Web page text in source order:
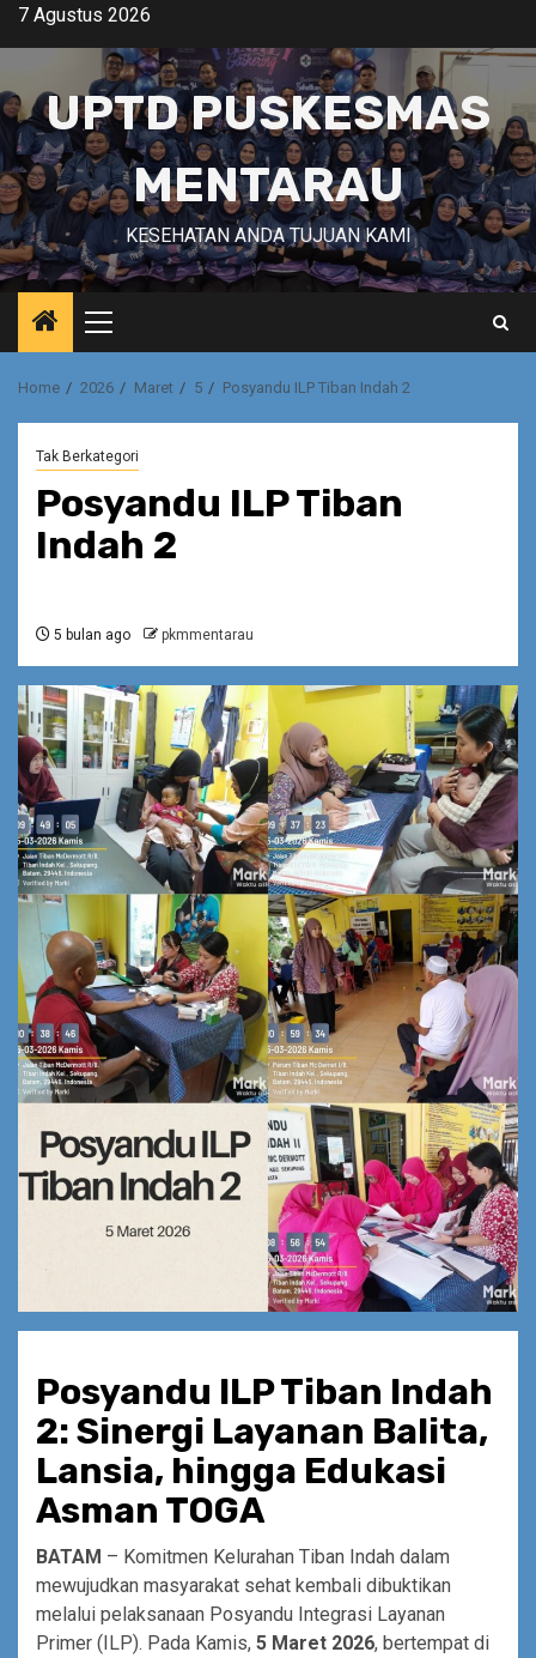
Skip7 Agustus 2026
UPTD PUSKESMAS
MENTARAU
KESEHATAN ANDA TUJUAN KAMI
Primary
Menu
Home 2026 Maret 5 Posyandu ILP Tiban Indah 2
Tak Berkategori
Posyandu ILP Tiban
Indah 2
5 bulan ago pkmmentarau
Posyandu ILP Tiban Indah
2: Sinergi Layanan Balita,
Lansia, hingga Edukasi
Asman TOGA
BATAM – Komitmen Kelurahan Tiban Indah dalam
mewujudkan masyarakat sehat kembali dibuktikan
melalui pelaksanaan Posyandu Integrasi Layanan
Primer (ILP). Pada Kamis, 5 Maret 2026, bertempat di